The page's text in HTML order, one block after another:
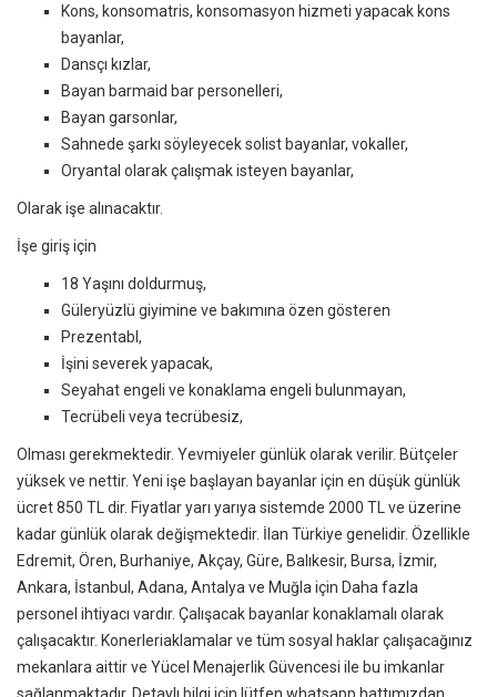
Kons, konsomatris, konsomasyon hizmeti yapacak kons
bayanlar,
Dansçı kızlar,
Bayan barmaid bar personelleri,
Bayan garsonlar,
Sahnede şarkı söyleyecek solist bayanlar, vokaller,
Oryantal olarak çalışmak isteyen bayanlar,
Olarak işe alınacaktır.
İşe giriş için
18 Yaşını doldurmuş,
Güleryüzlü giyimine ve bakımına özen gösteren
Prezentabl,
İşini severek yapacak,
Seyahat engeli ve konaklama engeli bulunmayan,
Tecrübeli veya tecrübesiz,
Olması gerekmektedir. Yevmiyeler günlük olarak verilir. Bütçeler
yüksek ve nettir. Yeni işe başlayan bayanlar için en düşük günlük
ücret 850 TL dir. Fiyatlar yarı yarıya sistemde 2000 TL ve üzerine
kadar günlük olarak değişmektedir. İlan Türkiye genelidir. Özellikle
Edremit, Ören, Burhaniye, Akçay, Güre, Balıkesir, Bursa, İzmir,
Ankara, İstanbul, Adana, Antalya ve Muğla için Daha fazla
personel ihtiyacı vardır. Çalışacak bayanlar konaklamalı olarak
çalışacaktır. Konerleriaklamalar ve tüm sosyal haklar çalışacağınız
mekanlara aittir ve Yücel Menajerlik Güvencesi ile bu imkanlar
sağlanmaktadır. Detaylı bilgi için lütfen whatsapp hattımızdan